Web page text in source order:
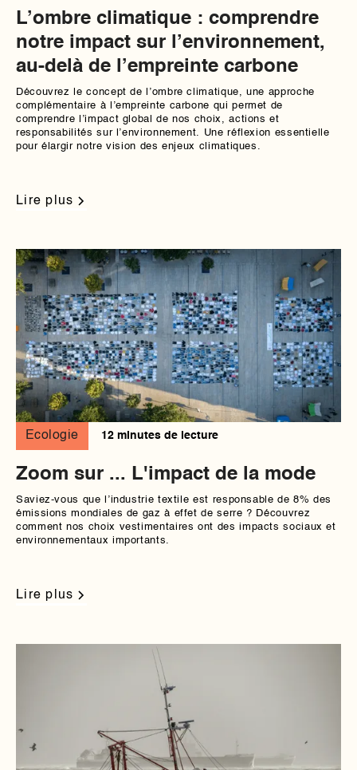
L’ombre climatique : comprendre
notre impact sur l’environnement,
au-delà de l’empreinte carbone
Découvrez le concept de l’ombre climatique, une approche
complémentaire à l’empreinte carbone qui permet de
comprendre l’impact global de nos choix, actions et
responsabilités sur l’environnement. Une réflexion essentielle
pour élargir notre vision des enjeux climatiques.
Lire plus
Ecologie 12 minutes de lecture
Zoom sur ... L'impact de la mode
Saviez-vous que l’industrie textile est responsable de 8% des
émissions mondiales de gaz à effet de serre ? Découvrez
comment nos choix vestimentaires ont des impacts sociaux et
environnementaux importants.
Lire plus